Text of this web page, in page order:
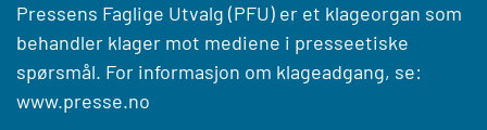
Pressens Faglige Utvalg (PFU) er et klageorgan som
behandler klager mot mediene i presseetiske
spørsmål. For informasjon om klageadgang, se:
www.presse.no